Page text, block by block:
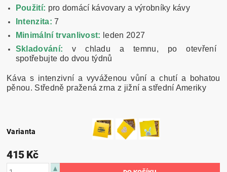
Použití: pro domácí kávovary a výrobníky kávy
Intenzita: 7
Minimální trvanlivost: leden 2027
Skladování: v chladu a temnu, po otevření
spotřebujte do dvou týdnů
Káva s intenzivní a vyváženou vůní a chutí a bohatou
pěnou. Středně pražená zrna z jižní a střední Ameriky
Varianta
415 Kč